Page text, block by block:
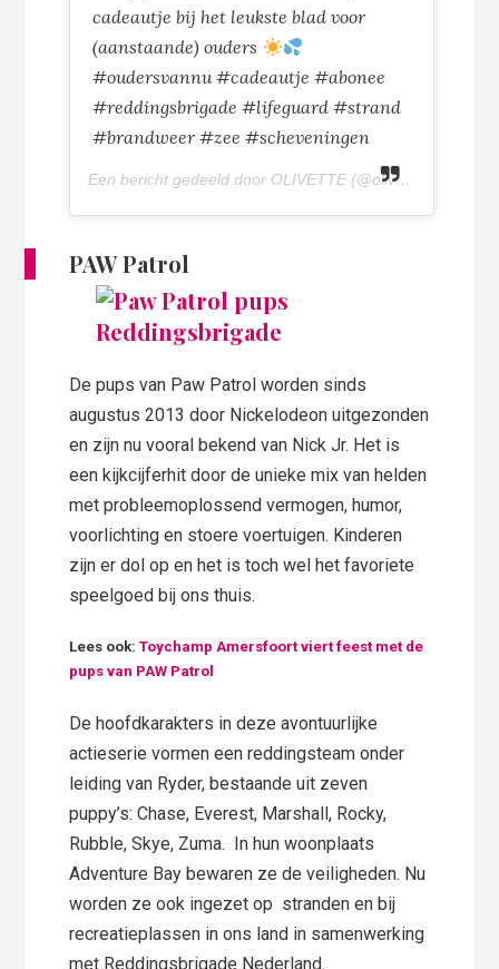
cadeautje bij het leukste blad voor
(aanstaande) ouders
#oudersvannu #cadeautje #abonee
#reddingsbrigade #lifeguard #strand
#brandweer #zee #scheveningen
Een bericht gedeeld door OLIVETTE (@olivettepuntnl) op
PAW Patrol
De pups van Paw Patrol worden sinds
augustus 2013 door Nickelodeon uitgezonden
en zijn nu vooral bekend van Nick Jr. Het is
een kijkcijferhit door de unieke mix van helden
met probleemoplossend vermogen, humor,
voorlichting en stoere voertuigen. Kinderen
zijn er dol op en het is toch wel het favoriete
speelgoed bij ons thuis.
Lees ook:Toychamp Amersfoort viert feest met de
pups van PAW Patrol
De hoofdkarakters in deze avontuurlijke
actieserie vormen een reddingsteam onder
leiding van Ryder, bestaande uit zeven
puppy’s: Chase, Everest, Marshall, Rocky,
Rubble, Skye, Zuma. In hun woonplaats
Adventure Bay bewaren ze de veiligheden. Nu
worden ze ook ingezet op stranden en bij
recreatieplassen in ons land in samenwerking
met Reddingsbrigade Nederland.